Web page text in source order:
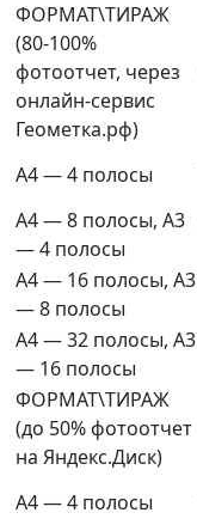
ФОРМАТ\ТИРАЖ
(80-100%
фотоотчет, через
онлайн-сервис
Геометка.рф)
А4 — 4 полосы
А4 — 8 полосы, А3
— 4 полосы
А4 — 16 полосы, А3
— 8 полосы
А4 — 32 полосы, А3
— 16 полосы
ФОРМАТ\ТИРАЖ
(до 50% фотоотчет
на Яндекс.Диск)
А4 — 4 полосы